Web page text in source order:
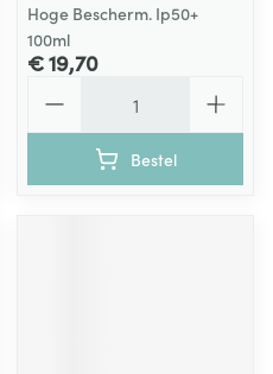
Hoge Bescherm. Ip50+
100ml
€ 19,70
Bestel